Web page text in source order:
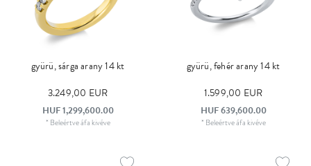
gyürü, sárga arany 14 kt
3.249,00 EUR
HUF 1,299,600.00
* Beleértve áfa kivéve
gyürü, fehér arany 14 kt
1.599,00 EUR
HUF 639,600.00
* Beleértve áfa kivéve